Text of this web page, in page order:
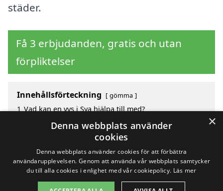
städer.
Få 3 erbjudanden, gratis och utan
förpliktelser
Innehållsförteckning gömma
1 Vad kan en vvs i Sya hjälpa till med?
Hur mycket kostar en vvs i Sya?
Fördelar med att välja vvs i Sya
Sök efter en skicklig vvs i de omgivande städerna Sya
×
Denna webbplats använder
cookies
Denna webbplats använder cookies för att förbättra
användarupplevelsen. Genom att använda vår webbplats samtycker
du till alla cookies i enlighet med vår cookiepolicy. Läs mer